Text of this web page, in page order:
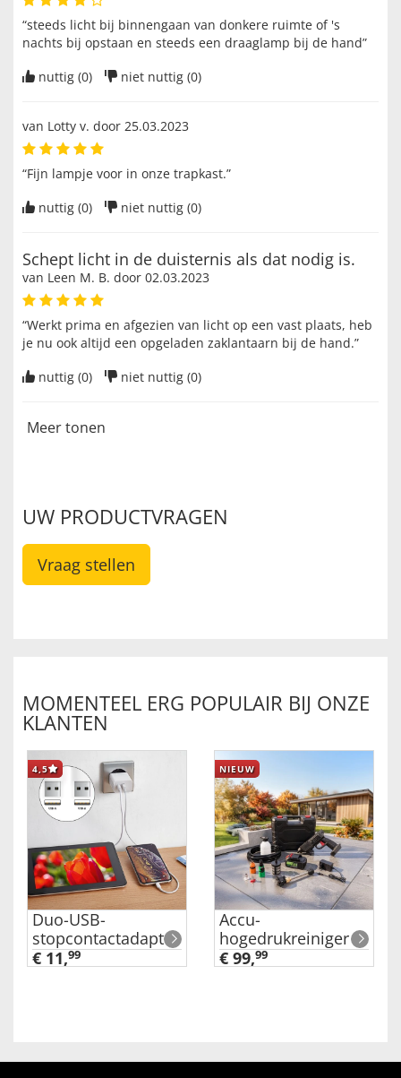
“steeds licht bij binnengaan van donkere ruimte of 's
nachts bij opstaan en steeds een draaglamp bij de hand”
nuttig (0) niet nuttig (0)
van Lotty v. door 25.03.2023
“Fijn lampje voor in onze trapkast.”
nuttig (0) niet nuttig (0)
Schept licht in de duisternis als dat nodig is.
van Leen M. B. door 02.03.2023
“Werkt prima en afgezien van licht op een vast plaats, heb
je nu ook altijd een opgeladen zaklantaarn bij de hand.”
nuttig (0) niet nuttig (0)
Meer tonen
UW PRODUCTVRAGEN
Vraag stellen
MOMENTEEL ERG POPULAIR BIJ ONZE
KLANTEN
4,5
Duo-USB-
stopcontactadapter
€ 11,99
NIEUW
Accu-
hogedrukreiniger
€ 99,99